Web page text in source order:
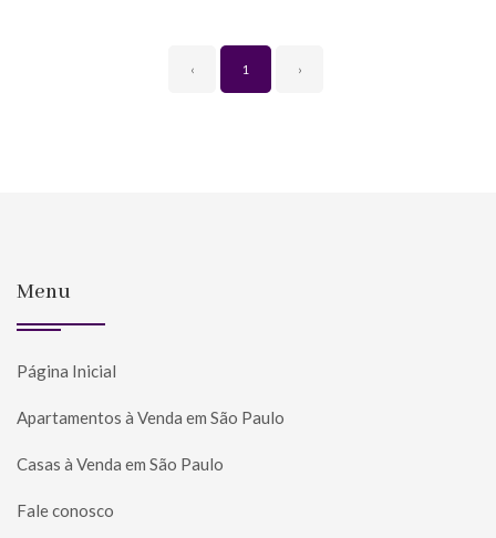
‹ 1 ›
Menu
Página Inicial
Apartamentos à Venda em São Paulo
Casas à Venda em São Paulo
Fale conosco